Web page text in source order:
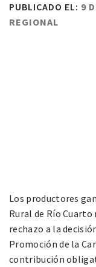
PUBLICADO EL: 9
REGIONAL
Los productores
Rural de Río
rechazo a la
Promoción de la
contribución